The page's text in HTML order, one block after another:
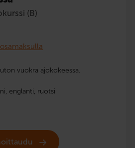
(B)
vuokra ajokokeessa.
englanti, ruotsi